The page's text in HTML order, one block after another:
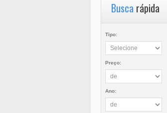
Busca rápida
Tipo:
Preço:
Ano: